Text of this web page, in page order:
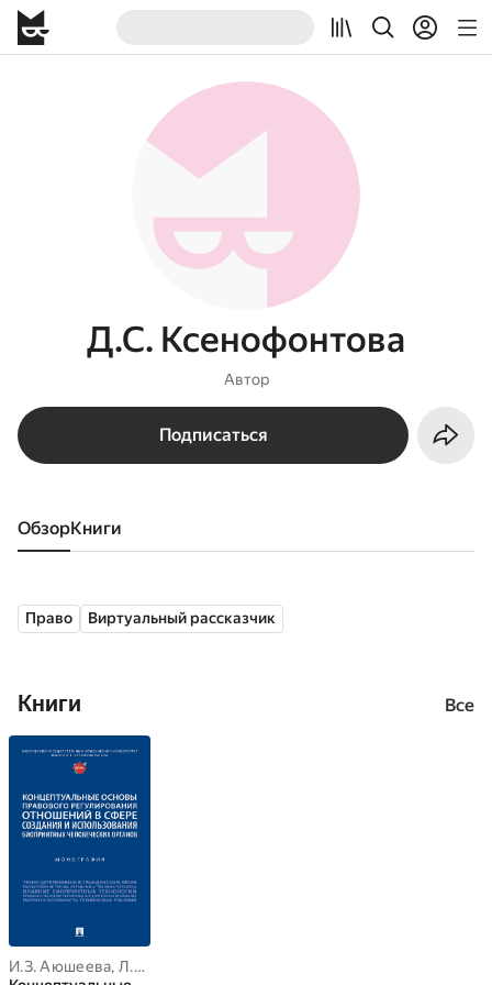
Д.С. Ксенофонтова
Автор
Подписаться
Обзор книги
Право Виртуальный рассказчик
Книги Все
И.З. Аюшеева, Л.А. Новоселова